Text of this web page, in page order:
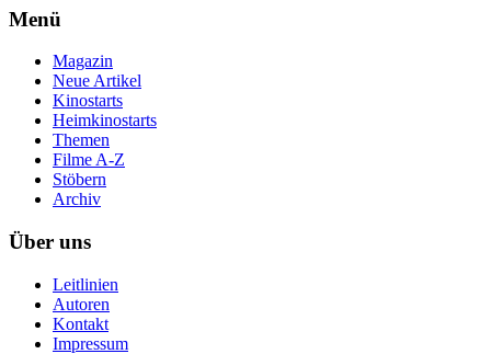
Menü
Magazin
Neue Artikel
Kinostarts
Heimkinostarts
Themen
Filme A-Z
Stöbern
Archiv
Über uns
Leitlinien
Autoren
Kontakt
Impressum